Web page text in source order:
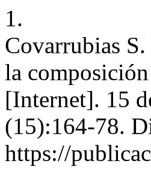
1.
Covarrubias
la
[Internet]. 15
(15):164-78.
https://